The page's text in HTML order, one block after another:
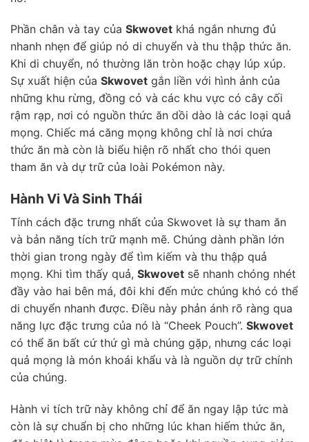
Phần chân và tay của Skwovet khá ngắn nhưng đủ
nhanh nhẹn để giúp nó di chuyển và thu thập thức ăn.
Khi di chuyển, nó thường lăn tròn hoặc chạy lúp xúp.
Sự xuất hiện của Skwovet gắn liền với hình ảnh của
những khu rừng, đồng cỏ và các khu vực có cây cối
rậm rạp, nơi có nguồn thức ăn dồi dào là các loại quả
mọng. Chiếc má căng mọng không chỉ là nơi chứa
thức ăn mà còn là biểu hiện rõ nhất cho thói quen
tham ăn và dự trữ của loài Pokémon này.
Hành Vi Và Sinh Thái
Tính cách đặc trưng nhất của Skwovet là sự tham ăn
và bản năng tích trữ mạnh mẽ. Chúng dành phần lớn
thời gian trong ngày để tìm kiếm và thu thập quả
mọng. Khi tìm thấy quả, Skwovet sẽ nhanh chóng nhét
đầy vào hai bên má, đôi khi đến mức chúng khó có thể
di chuyển nhanh được. Điều này phản ánh rõ ràng qua
năng lực đặc trưng của nó là “Cheek Pouch”. Skwovet
có thể ăn bất cứ thứ gì mà chúng gặp, nhưng các loại
quả mọng là món khoái khẩu và là nguồn dự trữ chính
của chúng.
Hành vi tích trữ này không chỉ để ăn ngay lập tức mà
còn là sự chuẩn bị cho những lúc khan hiếm thức ăn,